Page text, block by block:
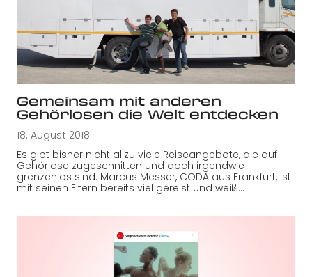
Gemeinsam mit anderen
Gehörlosen die Welt entdecken
18. August 2018
Es gibt bisher nicht allzu viele Reiseangebote, die auf
Gehörlose zugeschnitten und doch irgendwie
grenzenlos sind. Marcus Messer, CODA aus Frankfurt, ist
mit seinen Eltern bereits viel gereist und weiß…